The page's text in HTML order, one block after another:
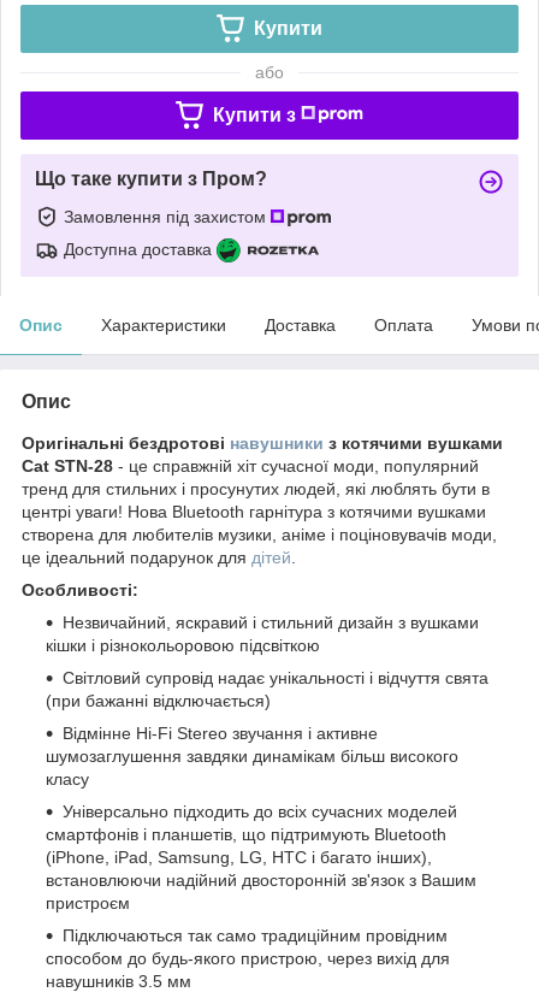
Купити
або
Купити з
Що таке купити з Пром?
Замовлення під захистом
Доступна доставка
Опис Характеристики Доставка Оплата Умови
Опис
Оригінальні бездротові навушники з котячими вушками
Cat STN-28 - це справжній хіт сучасної моди, популярний
тренд для стильних і просунутих людей, які люблять бути в
центрі уваги! Нова Bluetooth гарнітура з котячими вушками
створена для любителів музики, аніме і поціновувачів моди,
це ідеальний подарунок для дітей
Особливості:
Незвичайний, яскравий і стильний дизайн з вушками
кішки і різнокольоровою підсвіткою
Світловий супровід надає унікальності і відчуття свята
(при бажанні відключається)
Відмінне Hi-Fi Stereo звучання і активне
шумозаглушення завдяки динамікам більш високого
класу
Універсально підходить до всіх сучасних моделей
смартфонів і планшетів, що підтримують Bluetooth
(iPhone, iPad, Samsung, LG, HTC і багато інших),
встановлюючи надійний двосторонній зв'язок з Вашим
пристроєм
Підключаються так само традиційним провідним
способом до будь-якого пристрою, через вихід для
навушників 3.5 мм